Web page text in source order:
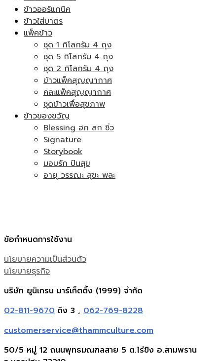
ข้าวออร์แกนิค
ข้าวใส่บาตร
แพ็คข้าว
ชุด 1 กิโลกรัม 4 ถุง
ชุด 5 กิโลกรัม 4 ถุง
ชุด 2 กิโลกรัม 4 ถุง
ข้าวแพ็คสุญญากาศ
คละแพ็คสุญญากาศ
ชุดข้าวเพื่อสุขภาพ
ข้าวของขวัญ
Blessing ฮก ลก ซิ่ว
Signature
Storybook
มอบรัก ปันสุข
อายุ วรรณะ สุขะ พละ
ข้อกำหนดการใช้งาน
นโยบายความเป็นส่วนตัว
นโยบายธุรกิจ
บริษัท ยูนิเกรน มาร์เก็ตติ้ง (1999) จำกัด
02-811-9670 ถึง 3 , 062-769-8228
customerservice@thammculture.com
50/5 หมู่ 12 ถนนพุทธมณฑลสาย 5 ต.ไร่ขิง อ.สามพราน